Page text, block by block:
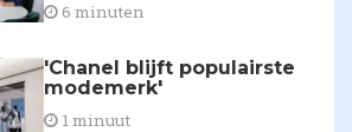
6 minuten
'Chanel blijft populairste
modemerk'
1 minuut